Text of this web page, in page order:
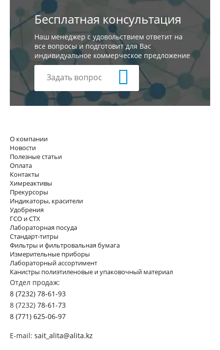
Бесплатная консультация
Наш менеджер с удовольствием ответит на
все вопросы и подготовит для Вас
индивидуальное коммерческое предложение
Задать вопрос
О компании
Новости
Полезные статьи
Оплата
Контакты
Химреактивы
Прекурсоры
Индикаторы, красители
Удобрения
ГСО и СТХ
Лабораторная посуда
Стандарт-титры
Фильтры и фильтровальная бумага
Измерительные приборы
Лабораторный ассортимент
Канистры полиэтиленовые и упаковочный материал
Отдел продаж:
8 (7232) 78-61-93
8 (7232) 78-61-73
8 (771) 625-06-97
E-mail: sait_alita@alita.kz